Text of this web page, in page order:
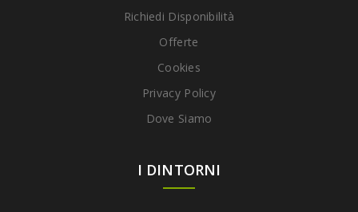
Richiedi Disponibilità
Offerte
Cookies
Privacy Policy
Dove Siamo
I DINTORNI